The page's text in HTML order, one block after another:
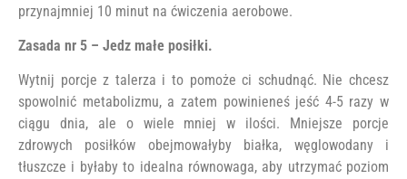
przynajmniej 10 minut na ćwiczenia aerobowe.
Zasada nr 5 – Jedz małe posiłki.
Wytnij porcje z talerza i to pomoże ci schudnąć. Nie chcesz
spowolnić metabolizmu, a zatem powinieneś jeść 4-5 razy w
ciągu dnia, ale o wiele mniej w ilości. Mniejsze porcje
zdrowych posiłków obejmowałyby białka, węglowodany i
tłuszcze i byłaby to idealna równowaga, aby utrzymać poziom